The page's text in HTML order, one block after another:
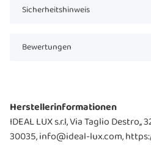
Sicherheitshinweis
Bewertungen
Herstellerinformationen
IDEAL LUX s.r.l, Via Taglio Destro,,
30035, info@ideal-lux.com,